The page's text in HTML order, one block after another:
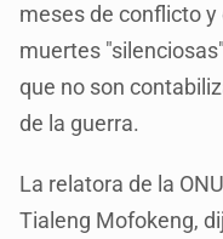
meses de conflicto
muertes
que no son
de la guerra.
La relatora de la
Tialeng Mofokeng,